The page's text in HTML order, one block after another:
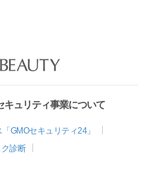
キュリティ事業について
GMOセキュリティ24」
診断